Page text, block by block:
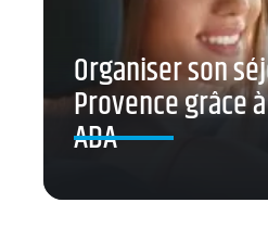
Organiser son
Provence grâce
ADA